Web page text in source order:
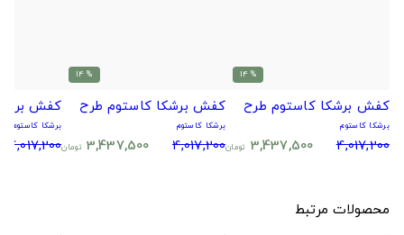
% 14
کفش برشکا کاستوم طرح
برشکا کاستوم
4,017,200
3,437,500 تومان
% 14
کفش برشکا کاستوم طرح
برشکا کاستوم
4,017,200
3,437,500 تومان
کفش
برشکا کاستوم
4,017,200
محصولات مرتبط